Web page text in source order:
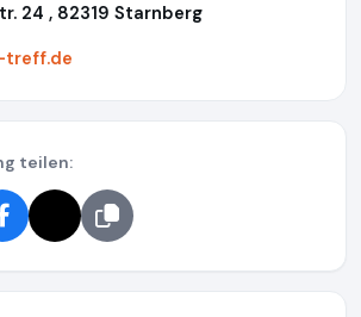
24 , 82319 Starnberg
treff.de
teilen: